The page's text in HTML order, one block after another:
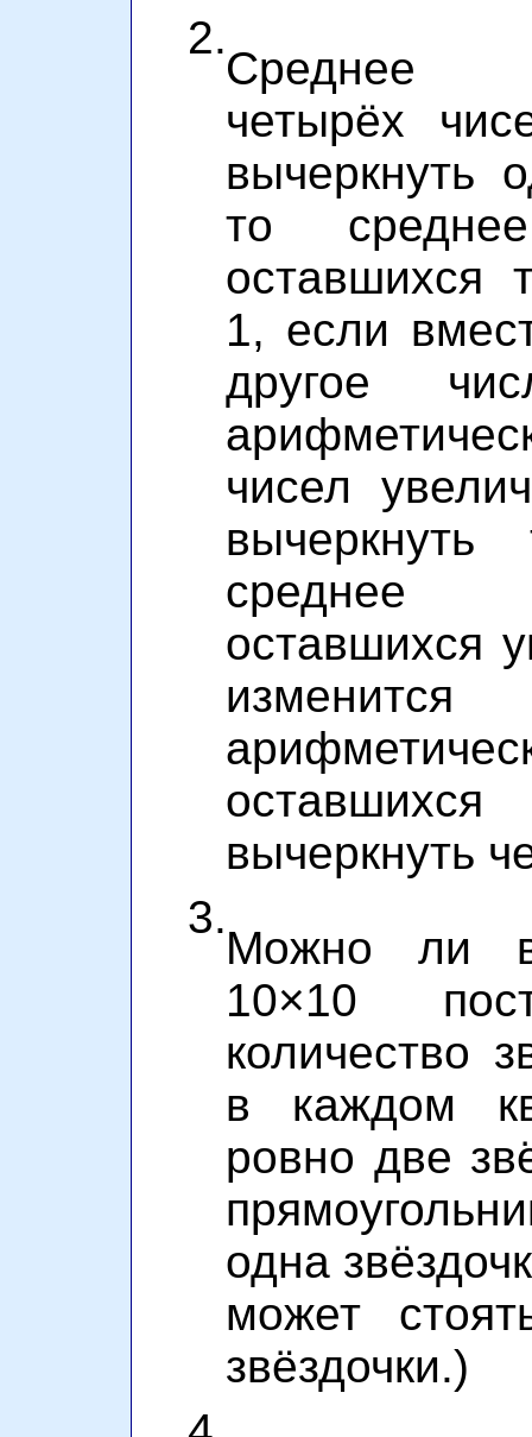
2.
Среднее
четырёх
вычеркнуть
то
оставшихся
1, если
другое
чисел
среднее
оставшихся
вычеркнуть
3.
Можно ли в
10×10
количество
в каждом
ровно две
одна
может
звёздочки.)